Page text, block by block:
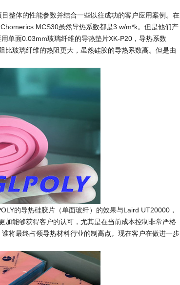
体的性能参数并结合一些以往成功的客户应用案例。在
MCS30虽然导热系数都是3 w/m*k。但是他们产
单面0.03mm玻璃纤维的导热垫片XK-P20，导热系数
玻璃纤维的热阻更大，虽然硅胶的导热系数高。但是由
的导热硅胶片（单面玻纤）的效果与Laird UT20000，
能够获得客户的认可，尤其是在当前成本控制非常严格
将最终占领导热材料行业的制高点。现在客户在做进一步